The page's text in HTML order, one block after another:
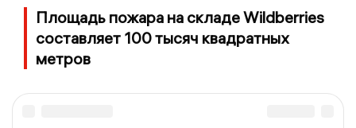
Площадь пожара на складе Wildberries
составляет 100 тысяч квадратных
метров